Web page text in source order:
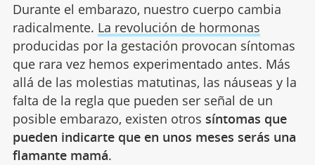
Durante el embarazo, nuestro cuerpo cambia
radicalmente. La revolución de hormonas
producidas por la gestación provocan síntomas
que rara vez hemos experimentado antes. Más
allá de las molestias matutinas, las náuseas y la
falta de la regla que pueden ser señal de un
posible embarazo, existen otros síntomas que
pueden indicarte que en unos meses serás una
flamante mamá.